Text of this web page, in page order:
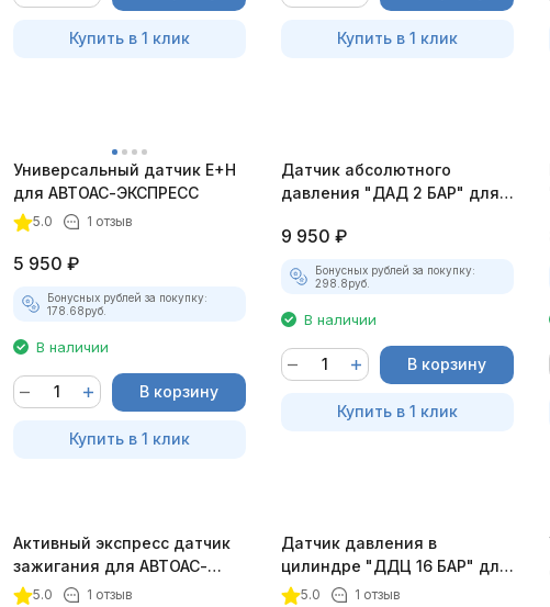
Купить в 1 клик Купить в 1 клик
Универсальный датчик E+H
для АВТОАС-ЭКСПРЕСС
5.0 1 отзыв
5 950 ₽
Бонусных рублей за покупку:
178.68руб.
В наличии
В корзину
Купить в 1 клик
Датчик абсолютного
давления "ДАД 2 БАР" для
9 950 ₽
Бонусных рублей за покупку:
298.8руб.
В наличии
В корзину
Купить в 1 клик
Активный экспресс датчик
зажигания для АВТОАС-
ЭКСПРЕСС
5.0 1 отзыв
Датчик давления в
цилиндре "ДДЦ 16 БАР" для
АВТОАС-ЭКСПРЕСС
5.0 1 отзыв